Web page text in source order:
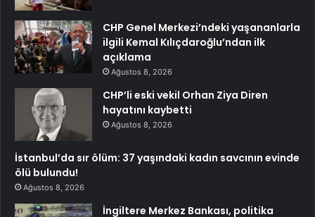
CHP Genel Merkezi’ndeki yaşananlarla
ilgili Kemal Kılıçdaroğlu’ndan ilk
açıklama
Ağustos 8, 2026
CHP’li eski vekil Orhan Ziya Diren
hayatını kaybetti
Ağustos 8, 2026
İstanbul’da sır ölüm: 37 yaşındaki kadın savcının evinde
ölü bulundu!
Ağustos 8, 2026
İngiltere Merkez Bankası, politika